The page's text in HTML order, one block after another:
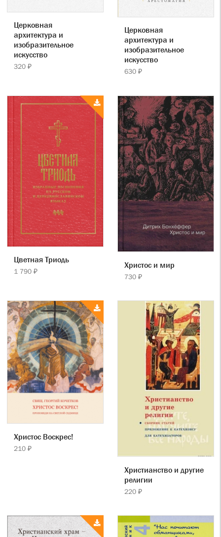
Церковная
архитектура и
изобразительное
искусство
320 ₽
Церковная
архитектура и
изобразительное
искусство
630 ₽
Цветная Триодь
1 790 ₽
Христос и мир
730 ₽
Христос Воскрес!
210 ₽
Христианство и другие
религии
220 ₽